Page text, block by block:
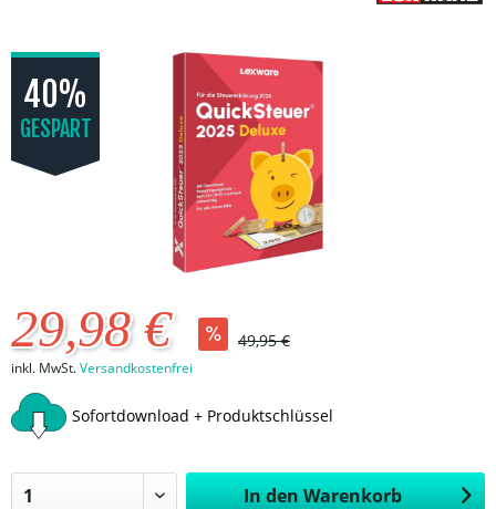
40%
GESPART
29,98 € 49,95 €
inkl. MwSt.Versandkostenfrei
Sofortdownload + Produktschlüssel
In den Warenkorb